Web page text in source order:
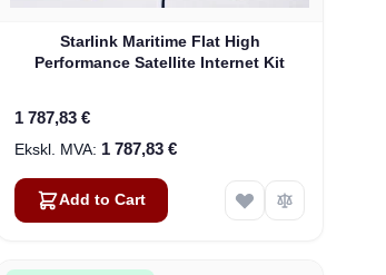
Starlink Maritime Flat High
Performance Satellite Internet Kit
1 787,83 €
1 787,83 €
Add to Cart